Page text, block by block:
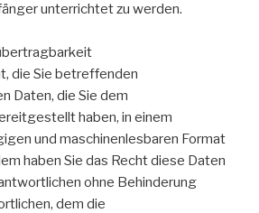
unterrichtet zu werden.
die Sie betreffenden
Daten, die Sie dem
haben, in einem
und maschinenlesbaren Format
haben Sie das Recht diese Daten
ohne Behinderung
dem die